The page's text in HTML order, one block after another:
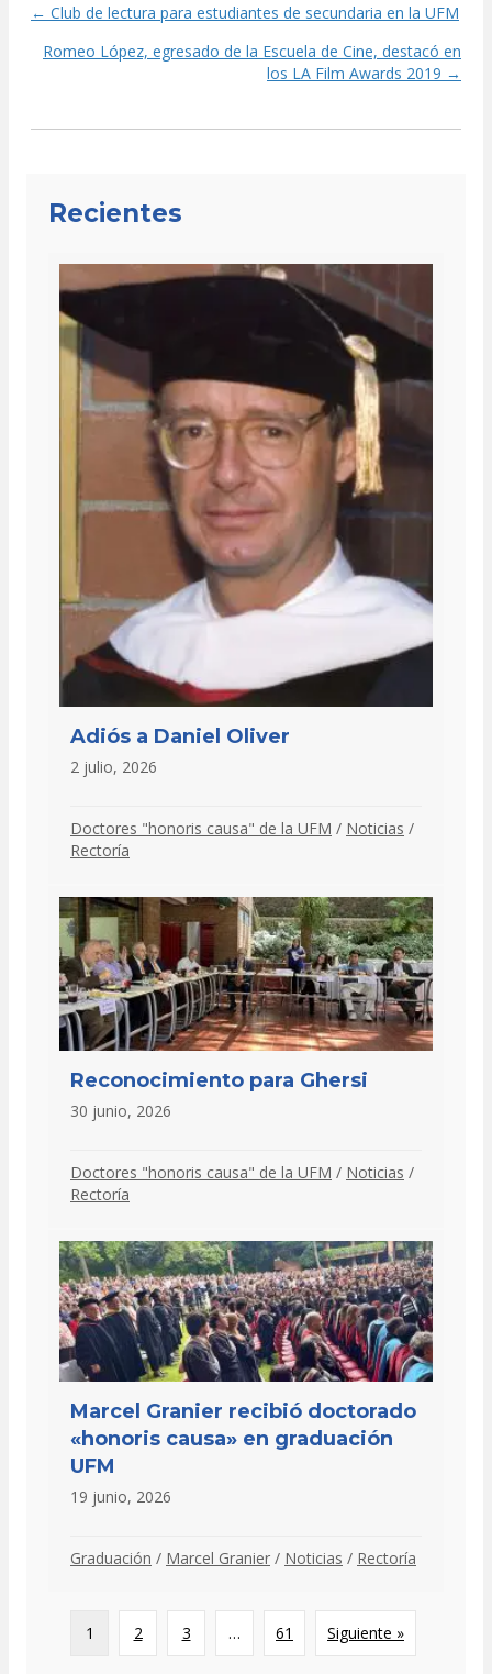
Posts
navigation
← Club de lectura para estudiantes de secundaria en la UFM
Romeo López, egresado de la Escuela de Cine, destacó en
los LA Film Awards 2019 →
Recientes
Adiós a Daniel Oliver
2 julio, 2026
Doctores "honoris causa" de la UFM / Noticias /
Rectoría
Reconocimiento para Ghersi
30 junio, 2026
Doctores "honoris causa" de la UFM / Noticias /
Rectoría
Marcel Granier recibió doctorado
«honoris causa» en graduación
UFM
19 junio, 2026
Graduación / Marcel Granier / Noticias / Rectoría
1 2 3 … 61 Siguiente »